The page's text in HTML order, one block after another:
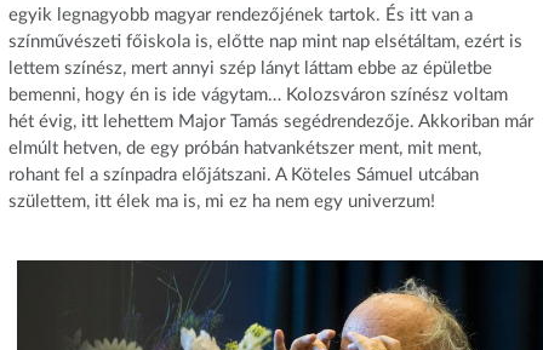
egyik legnagyobb magyar rendezőjének tartok. És itt van a
színművészeti főiskola is, előtte nap mint nap elsétáltam, ezért is
lettem színész, mert annyi szép lányt láttam ebbe az épületbe
bemenni, hogy én is ide vágytam… Kolozsváron színész voltam
hét évig, itt lehettem Major Tamás segédrendezője. Akkoriban már
elmúlt hetven, de egy próbán hatvankétszer ment, mit ment,
rohant fel a színpadra előjátszani. A Köteles Sámuel utcában
születtem, itt élek ma is, mi ez ha nem egy univerzum!